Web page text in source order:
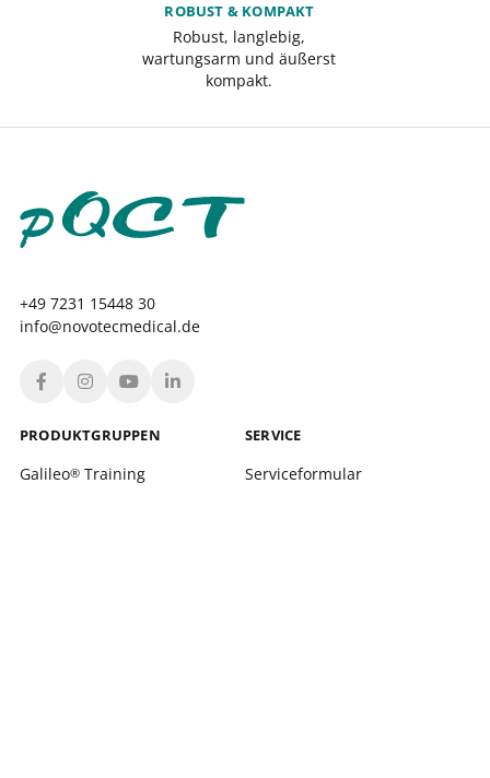
ROBUST & KOMPAKT
Robust, langlebig,
wartungsarm und äußerst
kompakt.
+49 7231 15448 30
info@novotecmedical.de
PRODUKT­GRUPPEN
Galileo®Training
SERVICE
Serviceformular